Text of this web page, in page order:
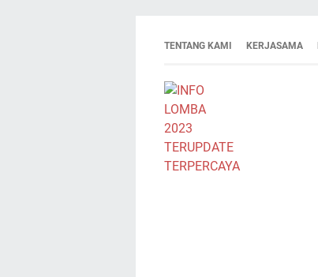
TENTANG KAMI KERJASAMA